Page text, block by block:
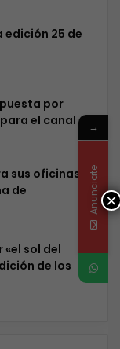
edición 25 de
por
el canal
sus oficinas y
de
«el sol del
de los
×
→
Anunciate